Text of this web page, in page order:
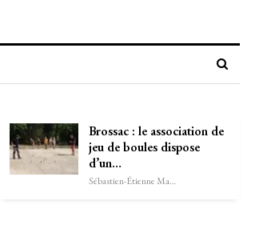
Brossac : le association de
jeu de boules dispose
d’un…
Sébastien-Étienne Marechal